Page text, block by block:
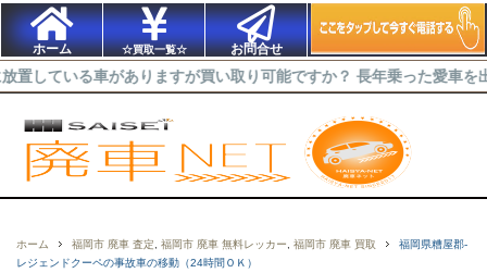
ホーム ☆買取一覧☆ お問合せ
がありますが買い取り可能ですか？ 長年乗った愛車を出来るだけ
ホーム 福岡市 廃車 査定 福岡市 廃車 無料レッカー 福岡市 廃車 買取
福岡県糟屋郡-
レジェンドクーペの事故車の移動（24時間ＯＫ）